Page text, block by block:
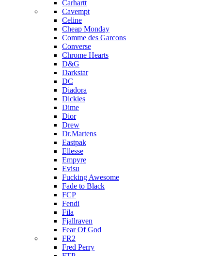
Carhartt
Cavempt
Celine
Cheap Monday
Comme des Garcons
Converse
Chrome Hearts
D&G
Darkstar
DC
Diadora
Dickies
Dime
Dior
Drew
Dr.Martens
Eastpak
Ellesse
Empyre
Evisu
Fucking Awesome
Fade to Black
FCP
Fendi
Fila
Fjallraven
Fear Of God
FR2
Fred Perry